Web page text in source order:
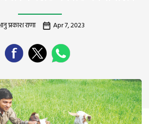
प्रकाश राणा Apr 7, 2023